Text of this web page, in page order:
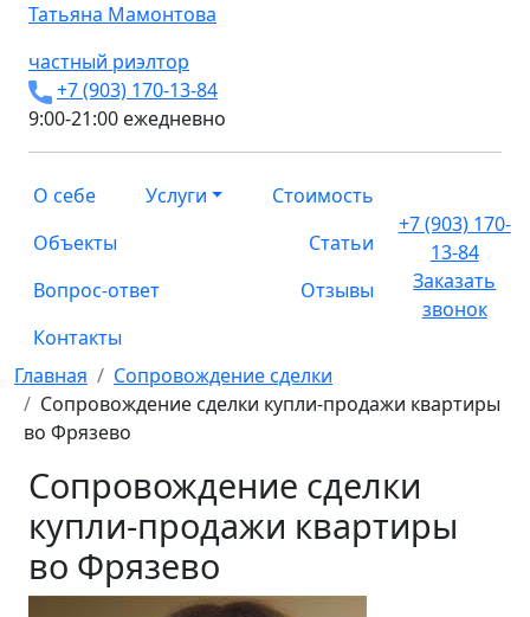
Татьяна Мамонтова
частный риэлтор
+7 (903) 170-13-84
9:00-21:00 ежедневно
О себе Услуги
Стоимость
Объекты
Статьи
Вопрос-ответ
Отзывы
Контакты
+7 (903) 170-
13-84
Заказать
звонок
Главная
Сопровождение сделки
Сопровождение сделки купли-продажи квартиры
во Фрязево
Сопровождение сделки
купли-продажи квартиры
во Фрязево